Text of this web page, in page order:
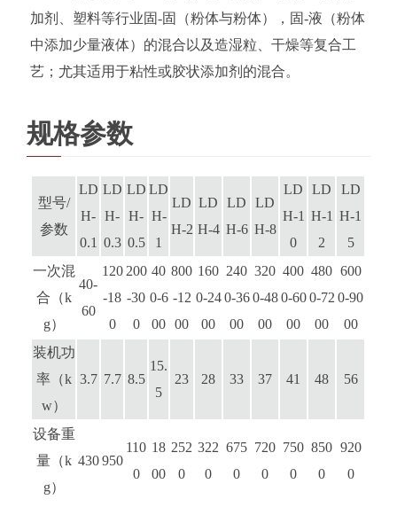
加剂、塑料等行业固-固（粉体与粉体），固-液（粉体
中添加少量液体）的混合以及造湿粒、干燥等复合工
艺；尤其适用于粘性或胶状添加剂的混合。
规格参数
型号/
参数
LD
H-
0.1
LD
H-
0.3
LD
H-
0.5
LD
H-
1
LD
H-2
LD
H-4
LD
H-6
LD
H-8
LD
H-1
0
LD
H-1
2
LD
H-1
5
一次混
合（k
g）
40-
60
120
-18
0
200
-30
0
40
0-6
00
800
-12
00
160
0-24
00
240
0-36
00
320
0-48
00
400
0-60
00
480
0-72
00
600
0-90
00
装机功
率（k
w）
3.7 7.7 8.5
15.
5
23 28 33 37 41 48 56
设备重
量（k
g）
430950
110
0
18
00
252
0
322
0
675
0
720
0
750
0
850
0
920
0